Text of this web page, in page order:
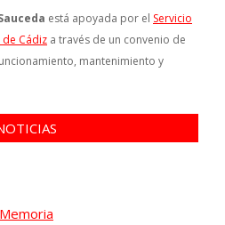
está apoyada por el Servicio
Cádiz a través de un convenio de
mantenimiento y